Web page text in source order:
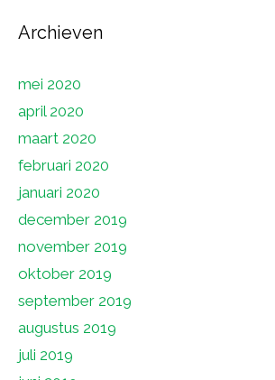
Archieven
mei 2020
april 2020
maart 2020
februari 2020
januari 2020
december 2019
november 2019
oktober 2019
september 2019
augustus 2019
juli 2019